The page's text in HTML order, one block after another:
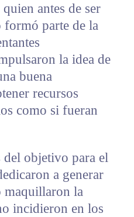
antes de ser
parte de la
la idea de
buena
recursos
como si fueran
del objetivo para el
a generar
maquillaron la
incidieron en los